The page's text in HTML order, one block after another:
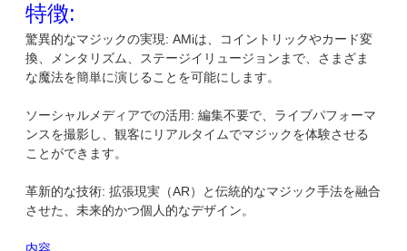
特徴:
驚異的なマジックの実現: AMiは、コイントリックやカード変
換、メンタリズム、ステージイリュージョンまで、さまざま
な魔法を簡単に演じることを可能にします。
ソーシャルメディアでの活用: 編集不要で、ライブパフォーマ
ンスを撮影し、観客にリアルタイムでマジックを体験させる
ことができます。
革新的な技術: 拡張現実（AR）と伝統的なマジック手法を融合
させた、未来的かつ個人的なデザイン。